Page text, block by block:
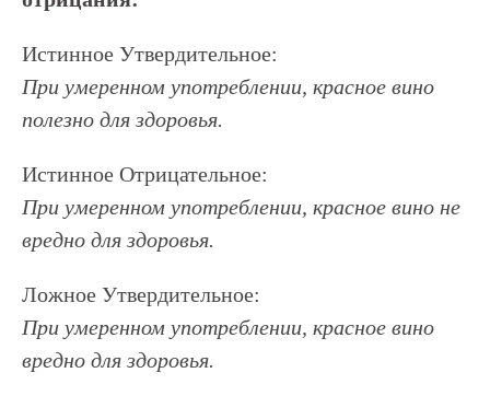
Истинное Утвердительное:
При умеренном употреблении, красное вино
полезно для здоровья.
Истинное Отрицательное:
При умеренном употреблении, красное вино не
вредно для здоровья.
Ложное Утвердительное:
При умеренном употреблении, красное вино
вредно для здоровья.